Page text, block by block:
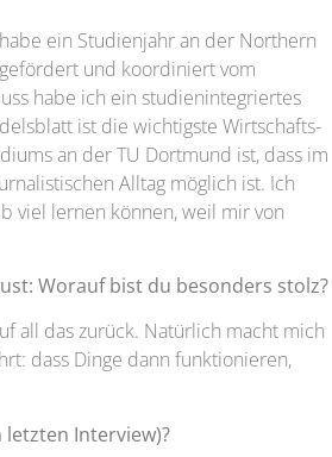
ein Studienjahr an der Northern
und koordiniert vom
habe ich ein studienintegriertes
ist die wichtigste Wirtschafts-
an der TU Dortmund ist, dass im
Alltag möglich ist. Ich
viel lernen können, weil mir von
Worauf bist du besonders stolz?
all das zurück. Natürlich macht mich
dass Dinge dann funktionieren,
Interview)?